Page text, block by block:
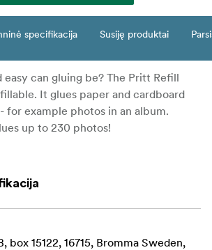
specifikacija Susiję produktai
easy can gluing be? The Pritt Refill
It glues paper and cardboard
for example photos in an album.
up to 230 photos!
box 15122, 16715, Bromma Sweden,